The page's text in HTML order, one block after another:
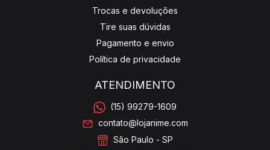
Trocas e devoluções
Tire suas dúvidas
Pagamento e envio
Política de privacidade
ATENDIMENTO
(15) 99279-1609
contato@lojanime.com
São Paulo - SP